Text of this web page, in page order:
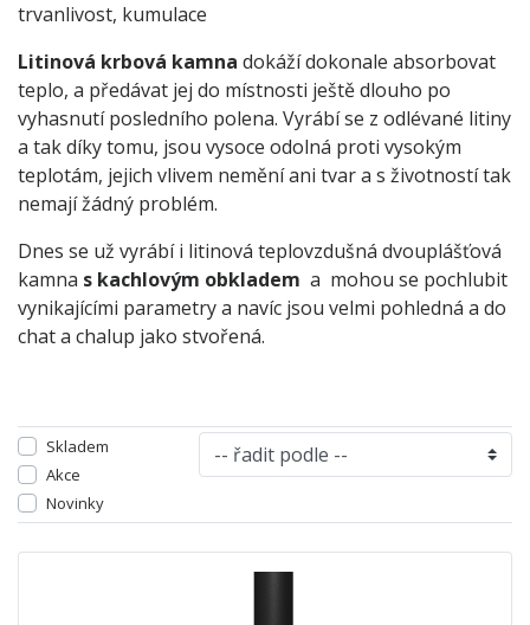
trvanlivost, kumulace
Litinová krbová kamna dokáží dokonale absorbovat
teplo, a předávat jej do místnosti ještě dlouho po
vyhasnutí posledního polena. Vyrábí se z odlévané litiny
a tak díky tomu, jsou vysoce odolná proti vysokým
teplotám, jejich vlivem nemění ani tvar a s životností tak
nemají žádný problém.
Dnes se už vyrábí i litinová teplovzdušná dvouplášťová
kamna s kachlovým obkladem a mohou se pochlubit
vynikajícími parametry a navíc jsou velmi pohledná a do
chat a chalup jako stvořená.
Skladem
Akce
Novinky